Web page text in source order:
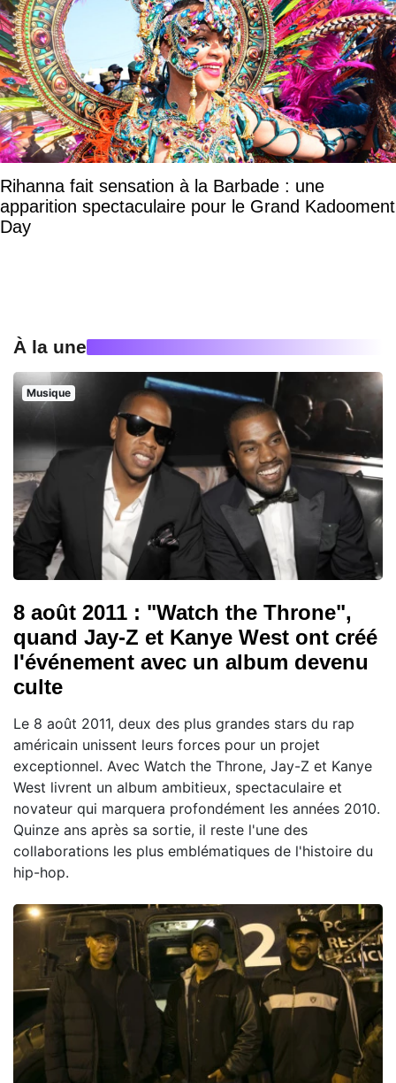
Rihanna fait sensation à la Barbade : une
apparition spectaculaire pour le Grand Kadooment
Day
À la une
Musique
8 août 2011 : "Watch the Throne",
quand Jay-Z et Kanye West ont créé
l'événement avec un album devenu
culte
Le 8 août 2011, deux des plus grandes stars du rap
américain unissent leurs forces pour un projet
exceptionnel. Avec Watch the Throne, Jay-Z et Kanye
West livrent un album ambitieux, spectaculaire et
novateur qui marquera profondément les années 2010.
Quinze ans après sa sortie, il reste l'une des
collaborations les plus emblématiques de l'histoire du
hip-hop.